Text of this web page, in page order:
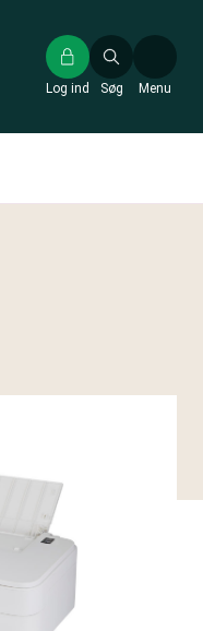
Søg
Log ind Menu